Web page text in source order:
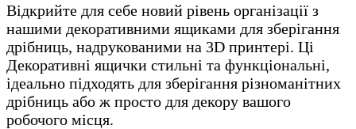
Відкрийте для себе новий рівень організації з
нашими декоративними ящиками для зберігання
дрібниць, надрукованими на 3D принтері. Ці
Декоративні ящички стильні та функціональні,
ідеально підходять для зберігання різноманітних
дрібниць або ж просто для декору вашого
робочого місця.